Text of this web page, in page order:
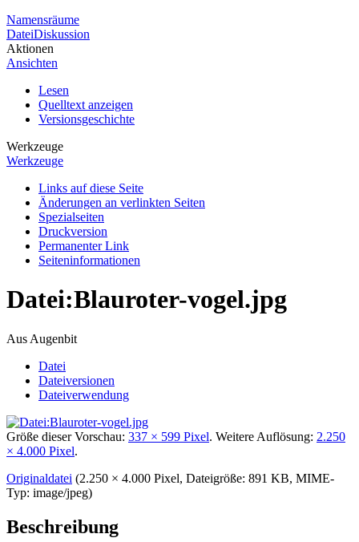
Namensräume
DateiDiskussion
Aktionen
Ansichten
Lesen
Quelltext anzeigen
Versionsgeschichte
Werkzeuge
Werkzeuge
Links auf diese Seite
Änderungen an verlinkten Seiten
Spezialseiten
Druckversion
Permanenter Link
Seiten­­informationen
Datei:Blauroter-vogel.jpg
Aus Augenbit
Datei
Dateiversionen
Dateiverwendung
Größe dieser Vorschau: 337 × 599 Pixel. Weitere Auflösung: 2.250
× 4.000 Pixel.
Originaldatei (2.250 × 4.000 Pixel, Dateigröße: 891 KB, MIME-
Typ: image/jpeg)
Beschreibung